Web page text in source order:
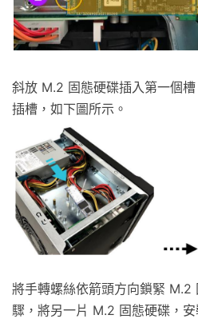
斜放 M.2 固態硬碟插入第一個
插槽，如下圖所示。
將手轉螺絲依箭頭方向鎖緊 M.2
驟，將另一片 M.2 固態硬碟，